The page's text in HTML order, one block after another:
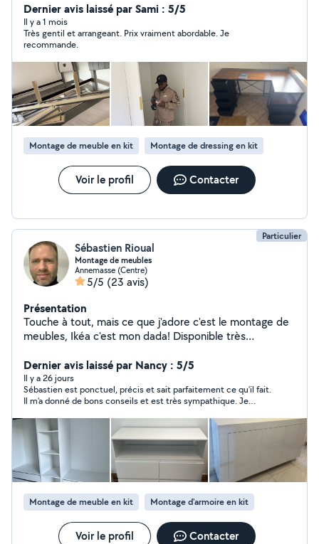
Dernier avis laissé par Sami : 5/5
Il y a 1 mois
Très gentil et arrangeant. Prix vraiment abordable. Je
recommande.
Montage de meuble en kit Montage de dressing en kit
Voir le profil Contacter
Particulier
Sébastien Rioual
Montage de meubles
Annemasse (Centre)
5/5 (23 avis)
Présentation
Touche à tout, mais ce que j'adore c'est le montage de
meubles, Ikéa c'est mon dada! Disponible très
comme en soirée et week-end, avec mon outillage.
Vous pouvez me contacter directement pour tous types
de meubles, classiques ou meubles de cuisine et bains,
(sans la pose) ou encore le réglage de portes de
placards. Possibilité de perçage de fonds de meubles
pour le passage d'éventuels fils électriques. Travail
soigné et efficace. Pour éviter la perte de temps et de
négociations, le tarif est simple et sans surprises: - 25
euros la première heure indivisible (+5 euros dans les
communes limitrophes d'Annemasse, Ambilly, Gaillard et
Ville-la-Grand et sur Genève); - 20 euros/h au prorata
du temps supplémentaire passé. Au plaisir de vous
servir ;)
Dernier avis laissé par Nancy : 5/5
Il y a 26 jours
Sébastien est ponctuel, précis et sait parfaitement ce qu’il fait.
Il m’a donné de bons conseils et est très sympathique. Je
Montage de meuble en kit Montage d'armoire en kit
Voir le profil Contacter